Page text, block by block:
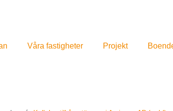
Våra fastigheter Projekt